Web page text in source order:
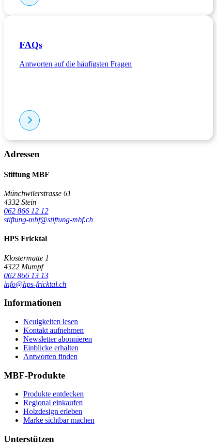
FAQs
Antworten auf die häufigsten Fragen
Adressen
Stiftung MBF
Münchwilerstrasse 61
4332 Stein
062 866 12 12
stiftung-mbf@stiftung-mbf.ch
HPS Fricktal
Klostermatte 1
4322 Mumpf
062 866 13 13
info@hps-fricktal.ch
Informationen
Neuigkeiten lesen
Kontakt aufnehmen
Newsletter abonnieren
Einblicke erhalten
Antworten finden
MBF-Produkte
Produkte entdecken
Regional einkaufen
Holzdesign erleben
Marke sichtbar machen
Unterstützen